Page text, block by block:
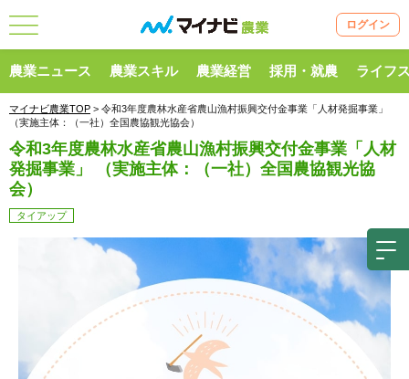
ログイン
農業ニュース 農業スキル 農業経営 採用・就農 ライフ
マイナビ農業TOP > 令和3年度農林⽔産省農⼭漁村振興交付⾦事業「⼈材発掘事業」
（実施主体：（⼀社）全国農協観光協会）
令和3年度農林⽔産省農⼭漁村振興交付⾦事業「⼈材
発掘事業」 （実施主体：（⼀社）全国農協観光協
会）
タイアップ